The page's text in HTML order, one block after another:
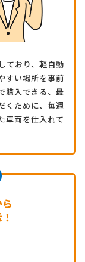
ており、軽自動
すい場所を事前
購入できる、最
くために、毎週
車両を仕入れて